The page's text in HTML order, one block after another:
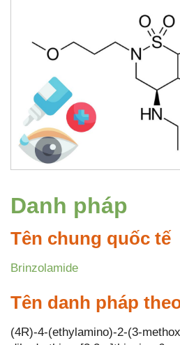
Danh pháp
Tên chung quốc tế
Brinzolamide
Tên danh pháp
(4R)-4-(ethylamino)-2-(3-